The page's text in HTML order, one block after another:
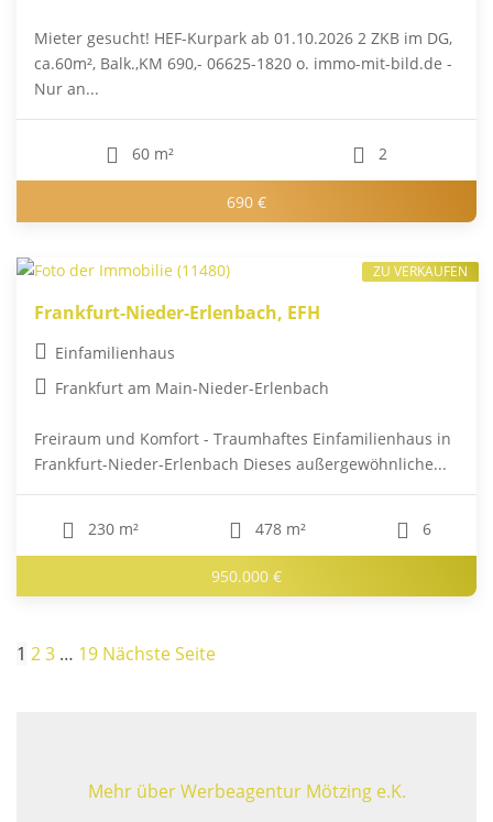
Mieter gesucht! HEF-Kurpark ab 01.10.2026 2 ZKB im DG,
ca.60m², Balk.,KM 690,- 06625-1820 o. immo-mit-bild.de -
Nur an...
60 m² 2
690 €
Frankfurt-Nieder-Erlenbach, EFH
Einfamilienhaus
Frankfurt am Main-Nieder-Erlenbach
Freiraum und Komfort - Traumhaftes Einfamilienhaus in
Frankfurt-Nieder-Erlenbach Dieses außergewöhnliche...
230 m² 478 m² 6
950.000 €
ZU VERKAUFEN
1 23 … 19 Nächste Seite
Mehr über Werbeagentur Mötzing e.K.